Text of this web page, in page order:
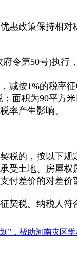
惠政策保持相
令第50号)执
减按1%的税率
面积为90平方
率产生影响。
税的，按以下规
受土地、房屋
付差价的对差价
契税。纳税人
”，帮助河南灾区